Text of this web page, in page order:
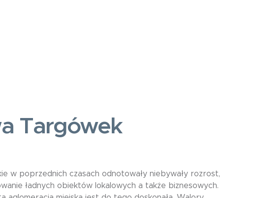
Targówek
w poprzednich czasach odnotowały niebywały rozrost,
ładnych obiektów lokalowych a także biznesowych.